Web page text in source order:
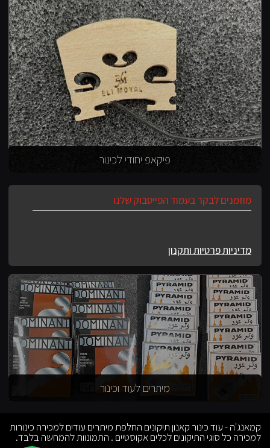
פיקאפ יחודי לכינור
מוזמנים לבקר בעמוד הפייסבוק שלנו
מדיניות פרטיות ותקנון
מיתרים לעוד וכינור
קמאנג'ה - עוד כינור קאנון תיקונים החלפת מיתרים עודים למכירה כינורות
למכירה כל סוגי התיקונים לכלים אקוסטיים . התמונוות להמחשה בלבד.